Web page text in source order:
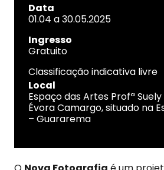
Data
01.04 a 30.05.2025
Ingresso
Gratuito
Classificação indicativa livre
Local
Espaço das Artes Profª
Évora Camargo, situado na
– Guararema